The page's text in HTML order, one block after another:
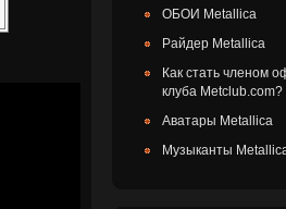
ОБОИ Metallica
Райдер Metallica
Как стать членом
клуба Metclub.com?
Аватары Metallica
Музыканты